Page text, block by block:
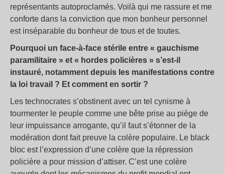
représentants autoproclamés. Voilà qui me rassure et me
conforte dans la conviction que mon bonheur personnel
est inséparable du bonheur de tous et de toutes.
Pourquoi un face-à-face stérile entre « gauchisme
paramilitaire » et « hordes policières » s’est-il
instauré, notamment depuis les manifestations contre
la loi travail ? Et comment en sortir ?
Les technocrates s’obstinent avec un tel cynisme à
tourmenter le peuple comme une bête prise au piège de
leur impuissance arrogante, qu’il faut s’étonner de la
modération dont fait preuve la colère populaire. Le black
bloc est l’expression d’une colère que la répression
policière a pour mission d’attiser. C’est une colère